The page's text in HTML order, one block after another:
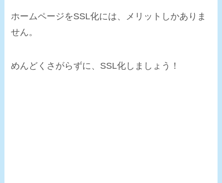
ホームページをSSL化には、メリットしかありま
せん。
めんどくさがらずに、SSL化しましょう！